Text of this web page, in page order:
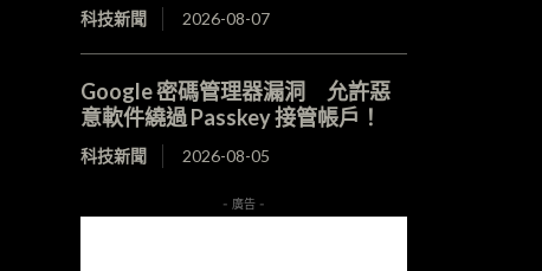
科技新聞 2026-08-07
Google 密碼管理器漏洞 允許惡
意軟件繞過 Passkey 接管帳戶！
科技新聞 2026-08-05
- 廣告 -